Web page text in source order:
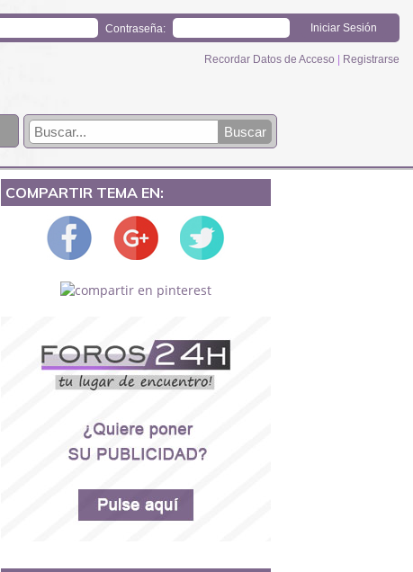
Contraseña:
Recordar Datos de Acceso Registrarse
COMPARTIR TEMA EN: